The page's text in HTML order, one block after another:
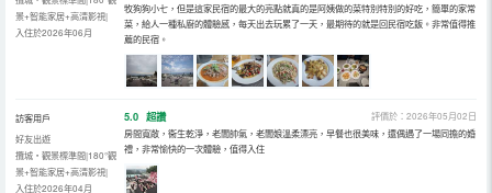
景+智能家居+高清影視|
入住於2026年06月
牧狗狗小七，但是這家民宿的最大的亮點就真的是阿姨做的菜特別特別的好吃，簡單的家常
菜，給人一種私廚的體驗感，每天出去玩累了一天，最期待的就是回民宿吃飯。非常值得推
薦的民宿。
訪客用戶
好友出遊
攬城・觀景標準間|180°觀
景+智能家居+高清影視|
入住於2026年04月
5.0 超讚
評價於：2026年05月02日
房間寬敞，衞生乾淨，老闆帥氣，老闆娘溫柔漂亮，早餐也很美味，還偶遇了一場同擔的婚
禮，非常愉快的一次體驗，值得入住